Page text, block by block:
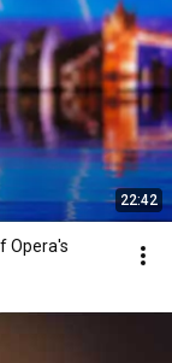
22:42
Opera's